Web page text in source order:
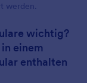
werden.
wichtig?
einem
enthalten